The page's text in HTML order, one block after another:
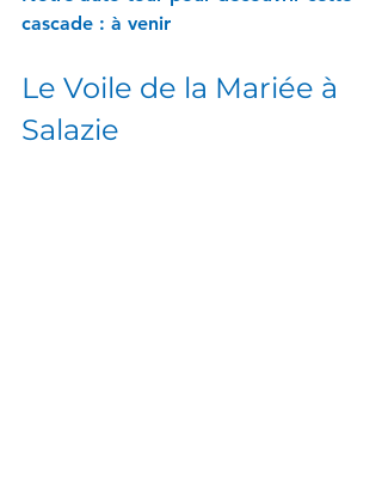
cascade : à venir
Le Voile de la Mariée à
Salazie